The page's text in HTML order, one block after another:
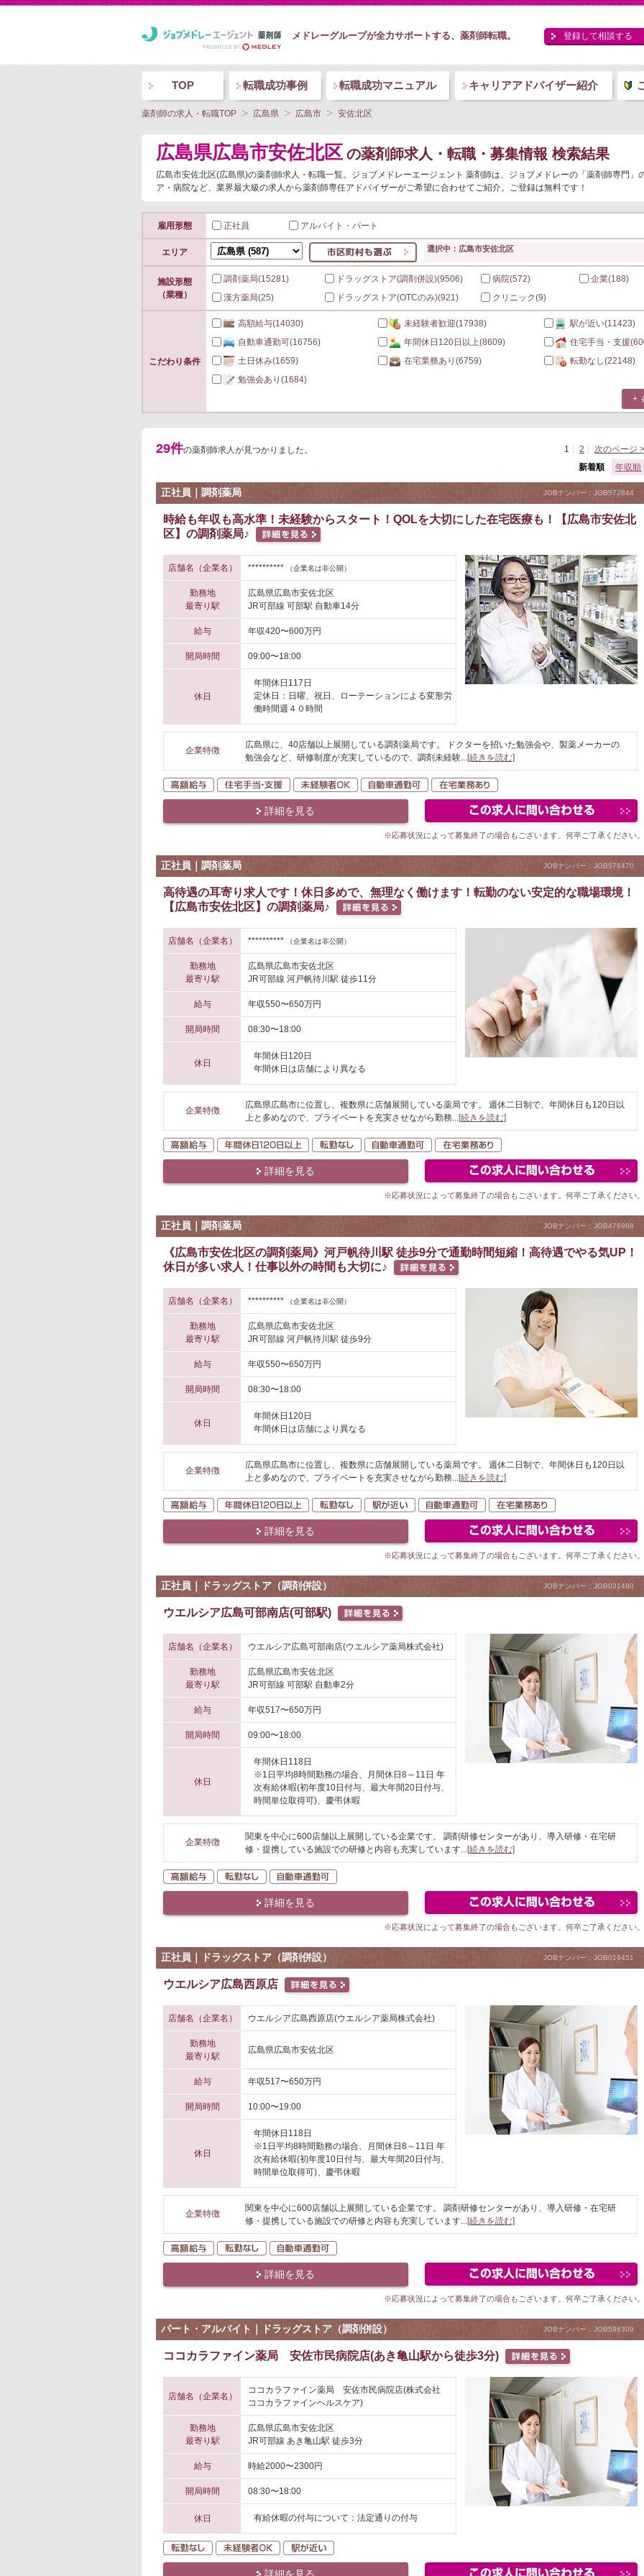
メドレーグループが全力サポートする、薬剤師転職。 登録して相談する
TOP 転職成功事例 転職成功マニュアル キャリアアドバイザー紹介
薬剤師の求人・転職TOP 広島県 広島市 安佐北区
広島県広島市安佐北区 の薬剤師求人・転職・募集情報 検索結果
広島市安佐北区(広島県)の薬剤師求人・転職一覧。ジョブメドレーエージェント 薬剤師は、ジョブメドレーの「薬剤師専門」
ア・病院など、業界最大級の求人から薬剤師専任アドバイザーがご希望に合わせてご紹介。ご登録は無料です！
雇用形態 正社員 アルバイト・パート
エリア 選択中：広島市安佐北区
施設形態
（業種）
調剤薬局(15281) ドラッグストア(調剤併設)(9506) 病院(572) 企業(188)
漢方薬局(25) ドラッグストア(OTCのみ)(921) クリニック(9)
こだわり条件
高額給与(14030) 未経験者歓迎(17938) 駅が近い(11423)
自動車通勤可(16756) 年間休日120日以上(8609) 住宅手当・支援
土日休み(1659) 在宅業務あり (6759) 転勤なし(22148)
勉強会あり (1684)
29件の薬剤師求人が見つかりました。 1 2
次のページ >
年収順
新着順
正社員｜調剤薬局 JOBナンバー：JOB572844
時給も年収も高水準！未経験からスタート！QOLを大切にした在宅医療も！【広島市安佐北
区】の調剤薬局♪
店舗名（企業名） ********** （企業名は非公開）
勤務地
最寄り駅
広島県広島市安佐北区
JR可部線 可部駅 自動車14分
給与 年収420〜600万円
開局時間 09:00〜18:00
休日
年間休日117日
定休日：日曜、祝日、ローテーションによる変形労
働時間週４０時間
企業特徴
広島県に、40店舗以上展開している調剤薬局です。 ドクターを招いた勉強会や、製薬メーカーの
勉強会など、研修制度が充実しているので、調剤未経験...[続きを読む]
高額給与 住宅手当・支援 未経験者OK 自動車通勤可
詳細を見る
※応募状況によって募集終了の場合もございます。何卒ご了承ください。
正社員｜調剤薬局 JOBナンバー：JOB576470
高待遇の耳寄り求人です！休日多めで、無理なく働けます！転勤のない安定的な職場環境！
【広島市安佐北区】の調剤薬局♪
店舗名（企業名） ********** （企業名は非公開）
勤務地
最寄り駅
広島県広島市安佐北区
JR可部線 河戸帆待川駅 徒歩11分
給与 年収550〜650万円
開局時間 08:30〜18:00
休日
年間休日120日
年間休日は店舗により異なる
企業特徴
広島県広島市に位置し、複数県に店舗展開している薬局です。 週休二日制で、年間休日も120日以
上と多めなので、プライベートを充実させながら勤務...[続きを読む]
高額給与 年間休日120日以上
転勤なし 自動車通勤可
詳細を見る
※応募状況によって募集終了の場合もございます。何卒ご了承ください。
正社員｜調剤薬局 JOBナンバー：JOB476968
《広島市安佐北区の調剤薬局》河戸帆待川駅 徒歩9分で通勤時間短縮！高待遇でやる気UP！
休日が多い求人！仕事以外の時間も大切に♪
店舗名（企業名） ********** （企業名は非公開）
勤務地
最寄り駅
広島県広島市安佐北区
JR可部線 河戸帆待川駅 徒歩9分
給与 年収550〜650万円
開局時間 08:30〜18:00
休日
年間休日120日
年間休日は店舗により異なる
企業特徴
広島県広島市に位置し、複数県に店舗展開している薬局です。 週休二日制で、年間休日も120日以
上と多めなので、プライベートを充実させながら勤務...[続きを読む]
高額給与 年間休日120日以上
転勤なし 駅が近い 自動車通勤可
詳細を見る
※応募状況によって募集終了の場合もございます。何卒ご了承ください。
正社員｜ドラッグストア（調剤併設） JOBナンバー：JOB031480
ウエルシア広島可部南店(可部駅)
店舗名（企業名） ウエルシア広島可部南店(ウエルシア薬局株式会社)
勤務地
最寄り駅
広島県広島市安佐北区
JR可部線 可部駅 自動車2分
給与 年収517〜650万円
開局時間 09:00〜18:00
休日
年間休日118日
※1日平均8時間勤務の場合、月間休日8～11日 年
次有給休暇(初年度10日付与、最大年間20日付与、
時間単位取得可)、慶弔休暇
企業特徴
関東を中心に600店舗以上展開している企業です。 調剤研修センターがあり、導入研修・在宅研
修・提携している施設での研修と内容も充実しています...[続きを読む]
高額給与 転勤なし
詳細を見る
※応募状況によって募集終了の場合もございます。何卒ご了承ください。
正社員｜ドラッグストア（調剤併設） JOBナンバー：JOB019451
ウエルシア広島西原店
店舗名（企業名） ウエルシア広島西原店(ウエルシア薬局株式会社)
勤務地
最寄り駅
広島県広島市安佐北区
給与 年収517〜650万円
開局時間 10:00〜19:00
休日
年間休日118日
※1日平均8時間勤務の場合、月間休日8～11日 年
次有給休暇(初年度10日付与、最大年間20日付与、
時間単位取得可)、慶弔休暇
企業特徴
関東を中心に600店舗以上展開している企業です。 調剤研修センターがあり、導入研修・在宅研
修・提携している施設での研修と内容も充実しています...[続きを読む]
高額給与 転勤なし
詳細を見る
※応募状況によって募集終了の場合もございます。何卒ご了承ください。
パート・アルバイト｜ドラッグストア（調剤併設） JOBナンバー：JOB596309
ココカラファイン薬局 安佐市民病院店(あき亀山駅から徒歩3分)
店舗名（企業名）
ココカラファイン薬局 安佐市民病院店(株式会社
ココカラファインヘルスケア)
勤務地
最寄り駅
広島県広島市安佐北区
JR可部線 あき亀山駅 徒歩3分
給与 時給2000〜2300円
開局時間 08:30〜18:00
休日 有給休暇の付与について：法定通りの付与
転勤なし 未経験者OK